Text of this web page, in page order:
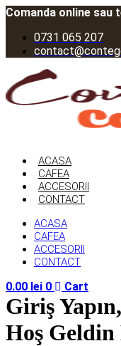
Sari
conținut
Comanda online sau
0731 065 207
ACASA
CAFEA
ACCESORII
CONTACT
ACASA
CAFEA
ACCESORII
CONTACT
0.00 lei 0 Cart
Giriş
Hoş Geldin